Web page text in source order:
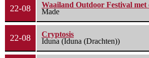
22-08
Waailand Outdoor Festival met
Made
22-08
Cryptosis
Iduna (Iduna (Drachten))